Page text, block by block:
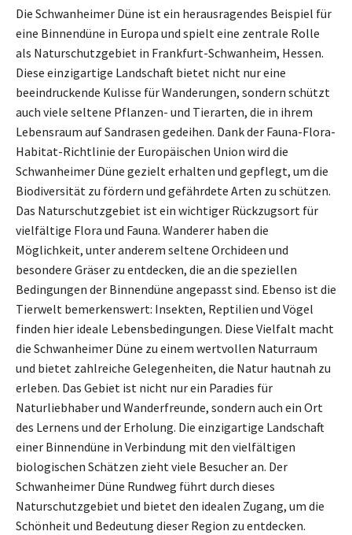
Die Schwanheimer Düne ist ein herausragendes Beispiel für
eine Binnendüne in Europa und spielt eine zentrale Rolle
als Naturschutzgebiet in Frankfurt-Schwanheim, Hessen.
Diese einzigartige Landschaft bietet nicht nur eine
beeindruckende Kulisse für Wanderungen, sondern schützt
auch viele seltene Pflanzen- und Tierarten, die in ihrem
Lebensraum auf Sandrasen gedeihen. Dank der Fauna-Flora-
Habitat-Richtlinie der Europäischen Union wird die
Schwanheimer Düne gezielt erhalten und gepflegt, um die
Biodiversität zu fördern und gefährdete Arten zu schützen.
Das Naturschutzgebiet ist ein wichtiger Rückzugsort für
vielfältige Flora und Fauna. Wanderer haben die
Möglichkeit, unter anderem seltene Orchideen und
besondere Gräser zu entdecken, die an die speziellen
Bedingungen der Binnendüne angepasst sind. Ebenso ist die
Tierwelt bemerkenswert: Insekten, Reptilien und Vögel
finden hier ideale Lebensbedingungen. Diese Vielfalt macht
die Schwanheimer Düne zu einem wertvollen Naturraum
und bietet zahlreiche Gelegenheiten, die Natur hautnah zu
erleben. Das Gebiet ist nicht nur ein Paradies für
Naturliebhaber und Wanderfreunde, sondern auch ein Ort
des Lernens und der Erholung. Die einzigartige Landschaft
einer Binnendüne in Verbindung mit den vielfältigen
biologischen Schätzen zieht viele Besucher an. Der
Schwanheimer Düne Rundweg führt durch dieses
Naturschutzgebiet und bietet den idealen Zugang, um die
Schönheit und Bedeutung dieser Region zu entdecken.